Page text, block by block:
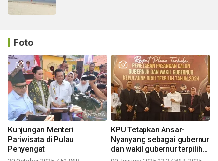
Foto
Kunjungan Menteri
Pariwisata di Pulau
Penyengat
KPU Tetapkan Ansar-
Nyanyang sebagai gubernur
dan wakil gubernur terpilih
periode 2025-2030